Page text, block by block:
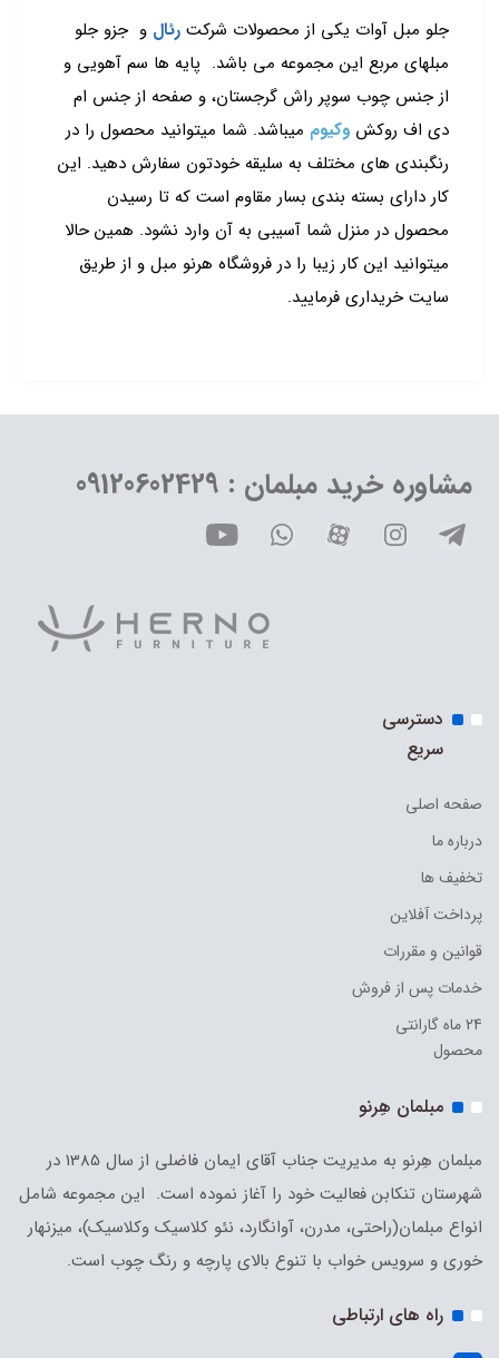
جلو مبل آوات یکی از محصولات شرکت رئال و جزو جلو
مبلهای مربع این مجموعه می باشد. پایه ها سم آهویی و
از جنس چوب سوپر راش گرجستان، و صفحه از جنس ام
دی اف روکش وکیوم میباشد. شما میتوانید محصول را در
رنگبندی های مختلف به سلیقه خودتون سفارش دهید. این
کار دارای بسته بندی بسار مقاوم است که تا رسیدن
محصول در منزل شما آسیبی به آن وارد نشود. همین حالا
میتوانید این کار زیبا را در فروشگاه هرنو مبل و از طریق
سایت خریداری فرمایید.
مشاوره خرید مبلمان : 09120602429
دسترسی
سریع
صفحه اصلی
درباره ما
تخفیف ها
پرداخت آفلاین
قوانین و مقررات
خدمات پس از فروش
24 ماه گارانتی
محصول
مبلمان هِرنو
مبلمان هِرنو به مدیریت جناب آقای ایمان فاضلی از سال 1385 در
شهرستان تنکابن فعالیت خود را آغاز نموده است. این مجموعه شامل
انواع مبلمان(راحتی، مدرن، آوانگارد، نئو کلاسیک وکلاسیک)، میزنهار
خوری و سرویس خواب با تنوع بالای پارچه و رنگ چوب است.
راه های ارتباطی